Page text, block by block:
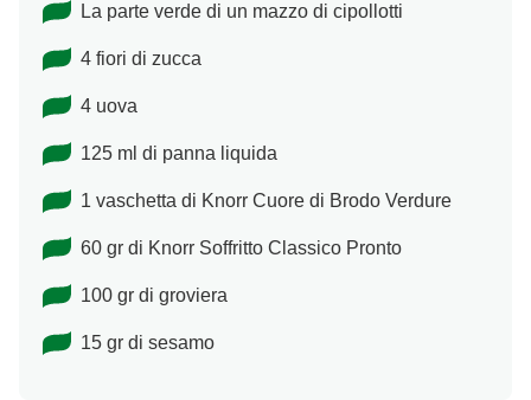
La parte verde di un mazzo di cipollotti
4 fiori di zucca
4 uova
125 ml di panna liquida
1 vaschetta di Knorr Cuore di Brodo Verdure
60 gr di Knorr Soffritto Classico Pronto
100 gr di groviera
15 gr di sesamo